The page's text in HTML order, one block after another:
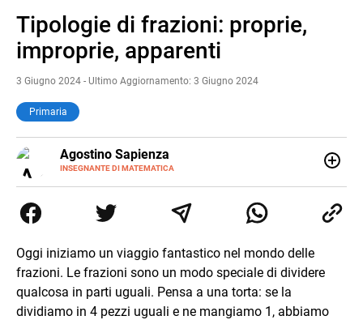
Tipologie di frazioni: proprie,
improprie, apparenti
3 Giugno 2024 - Ultimo Aggiornamento: 3 Giugno 2024
Primaria
Agostino Sapienza
INSEGNANTE DI MATEMATICA
E-
MAIL
LINKEDIN
Tommaso Gulli. Ho conseguito la laurea triennale in
Relazioni Internazionali a Messina e in Economia
commercialisti sono stato chiamato per una supplenza
covid nella classe di insegnamento A47. Ho poi
conseguito l'abilitazione a Trieste nel sostegno e sono
entrato di ruolo nel 2023
Oggi iniziamo un viaggio fantastico nel mondo delle
frazioni. Le frazioni sono un modo speciale di dividere
qualcosa in parti uguali. Pensa a una torta: se la
dividiamo in 4 pezzi uguali e ne mangiamo 1, abbiamo